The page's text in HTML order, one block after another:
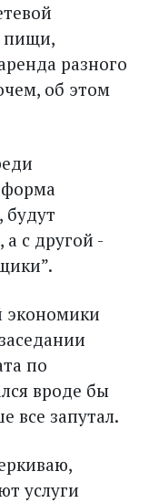
пищи,
разного
об этом
форма
будут
а с другой -
экономики
по
вроде бы
все запутал.
услуги